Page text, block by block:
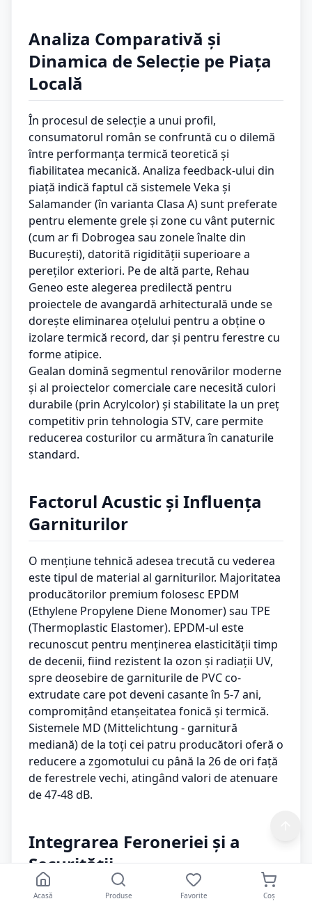
Analiza Comparativă și
Dinamica de Selecție pe Piața
Locală
În procesul de selecție a unui profil,
consumatorul român se confruntă cu o dilemă
între performanța termică teoretică și
fiabilitatea mecanică. Analiza feedback-ului din
piață indică faptul că sistemele Veka și
Salamander (în varianta Clasa A) sunt preferate
pentru elemente grele și zone cu vânt puternic
(cum ar fi Dobrogea sau zonele înalte din
București), datorită rigidității superioare a
pereților exteriori. Pe de altă parte, Rehau
Geneo este alegerea predilectă pentru
proiectele de avangardă arhitecturală unde se
dorește eliminarea oțelului pentru a obține o
izolare termică record, dar și pentru ferestre cu
forme atipice.
Gealan domină segmentul renovărilor moderne
și al proiectelor comerciale care necesită culori
durabile (prin Acrylcolor) și stabilitate la un preț
competitiv prin tehnologia STV, care permite
reducerea costurilor cu armătura în canaturile
standard.
Factorul Acustic și Influența
Garniturilor
O mențiune tehnică adesea trecută cu vederea
este tipul de material al garniturilor. Majoritatea
producătorilor premium folosesc EPDM
(Ethylene Propylene Diene Monomer) sau TPE
(Thermoplastic Elastomer). EPDM-ul este
recunoscut pentru menținerea elasticității timp
de decenii, fiind rezistent la ozon și radiații UV,
spre deosebire de garniturile de PVC co-
extrudate care pot deveni casante în 5-7 ani,
compromițând etanșeitatea fonică și termică.
Sistemele MD (Mittelichtung - garnitură
mediană) de la toți cei patru producători oferă o
reducere a zgomotului cu până la 26 de ori față
de ferestrele vechi, atingând valori de atenuare
de 47-48 dB.
Integrarea Feroneriei și a
Securității
Eficiența profilului este strâns legată de
Acasă Produse Favorite Coș